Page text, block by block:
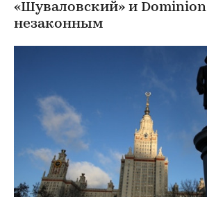
«Шуваловский» и Dominion
незаконным